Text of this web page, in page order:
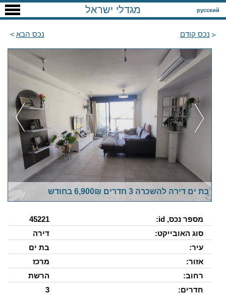
русский מגדלי ישראל
נכס קודם נכס הבא
בת ים דירה להשכרה 3 חדרים 6,900₪ בחודש
מספר נכס, id:
45221
סוג האובייקט:
דירה
עיר:
בת ים
אזור:
מרכז
רחוב:
הרשת
חדרים:
3